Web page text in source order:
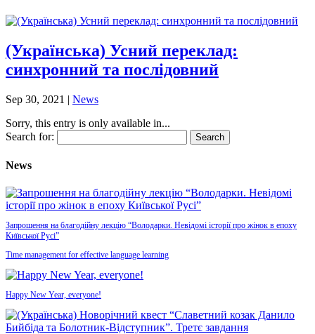
(Українська) Усний переклад:
синхронний та послідовний
Sep 30, 2021 | News
Sorry, this entry is only available in...
Search for:
News
Запрошення на благодійну лекцію “Володарки. Невідомі історії про жінок в епоху
Київської Русі”
Time management for effective language learning
Happy New Year, everyone!